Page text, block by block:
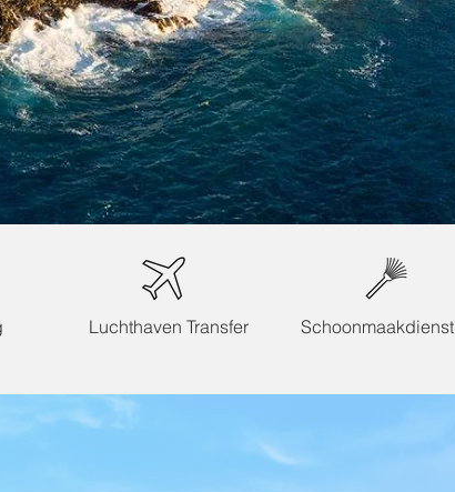
Luchthaven Transfer Schoonmaakdienst